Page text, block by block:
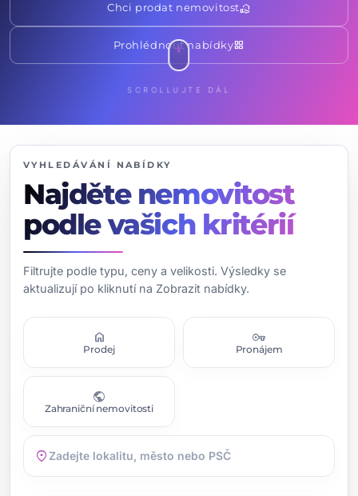
Chci prodat nemovitostreal_estate_agent
Prohlédnout nabídkygrid_view
SCROLLUJTE DÁL
VYHLEDÁVÁNÍ NABÍDKY
Najděte nemovitost
podle vašich kritérií
Filtrujte podle typu, ceny a velikosti. Výsledky se
aktualizují po kliknutí na Zobrazit nabídky.
home
Prodej
vpn_key
Pronájem
public
Zahraniční nemovitosti
location_on